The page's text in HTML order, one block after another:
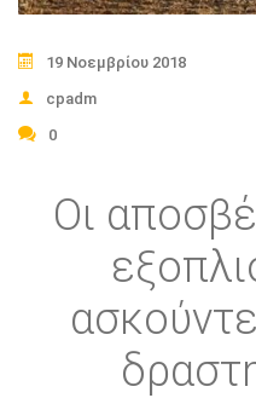
19 Νοεμβρίου 2018
cpadm
0
Οι